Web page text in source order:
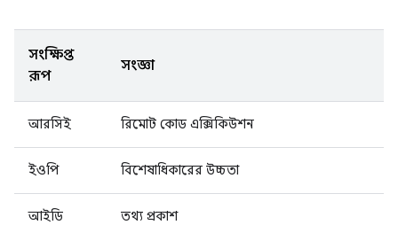
সংক্ষিপ্ত
রূপ
সংজ্ঞা
আরসিই রিমোট কোড এক্সিকিউশন
ইওপি বিশেষাধিকারের উচ্চতা
আইডি তথ্য প্রকাশ